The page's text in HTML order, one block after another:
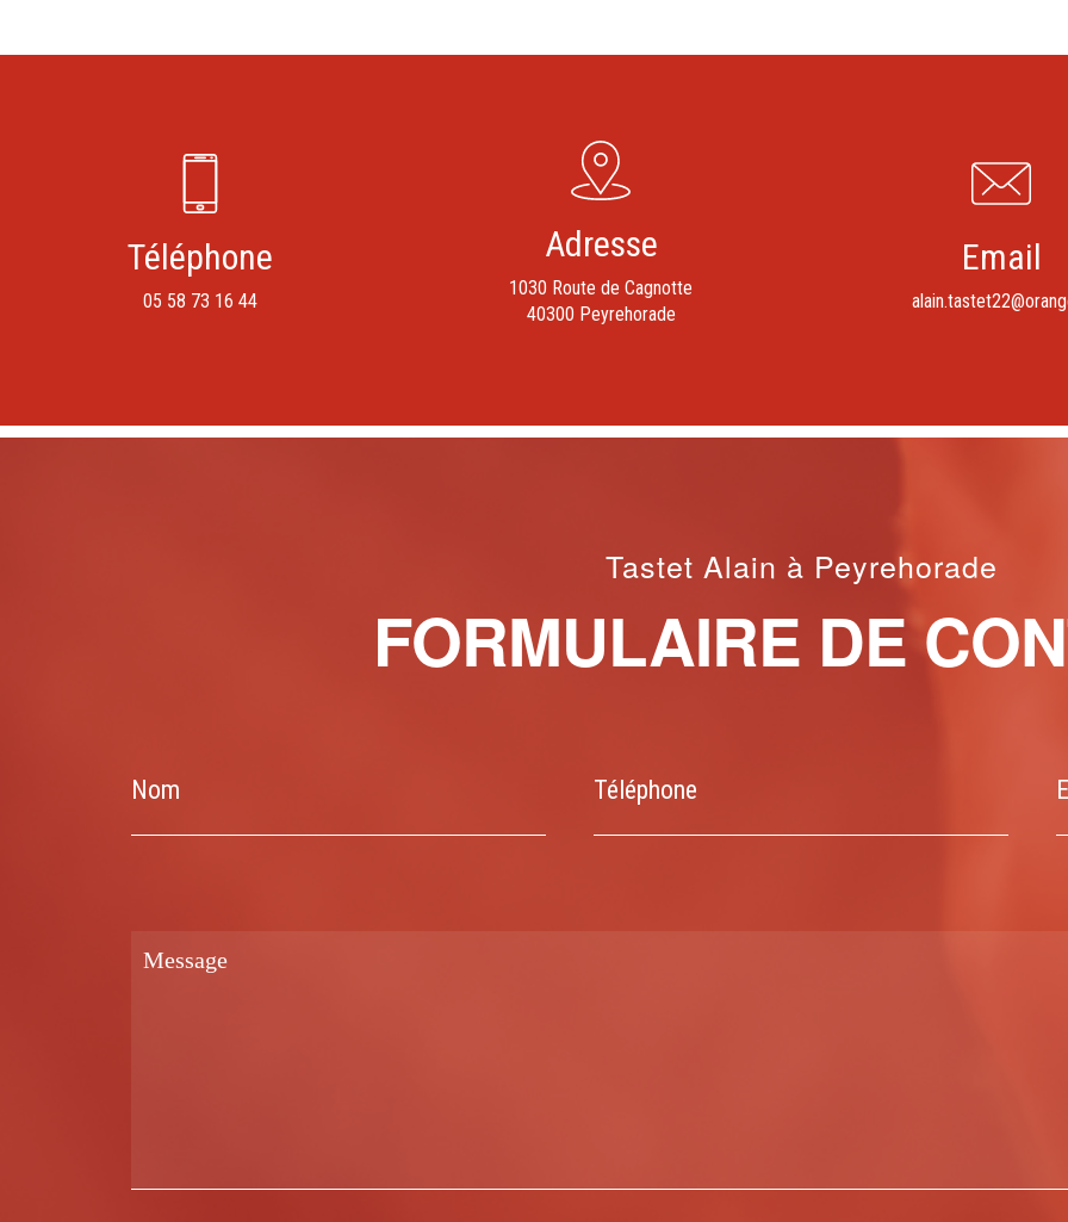
Téléphone
05 58 73 16 44
Adresse
1030 Route de Cagnotte
40300 Peyrehorade
Email
Tastet Alain à Peyrehorade
FORMULAIRE DE
Nom Téléphone